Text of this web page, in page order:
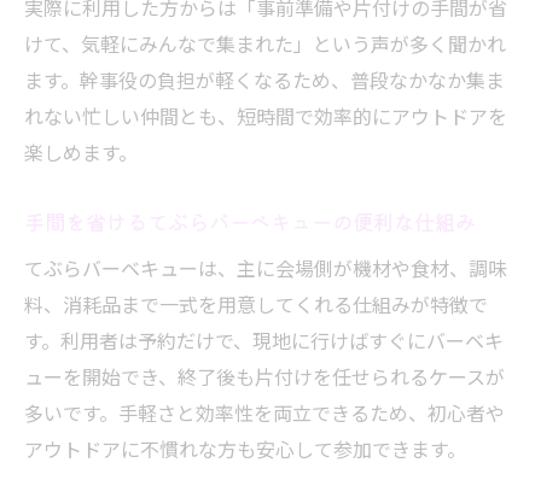
実際に利用した方からは「事前準備や片付けの手間が省
けて、気軽にみんなで集まれた」という声が多く聞かれ
ます。幹事役の負担が軽くなるため、普段なかなか集ま
れない忙しい仲間とも、短時間で効率的にアウトドアを
楽しめます。
てぶらバーベキューは、主に会場側が機材や食材、調味
料、消耗品まで一式を用意してくれる仕組みが特徴で
す。利用者は予約だけで、現地に行けばすぐにバーベキ
ューを開始でき、終了後も片付けを任せられるケースが
多いです。手軽さと効率性を両立できるため、初心者や
アウトドアに不慣れな方も安心して参加できます。